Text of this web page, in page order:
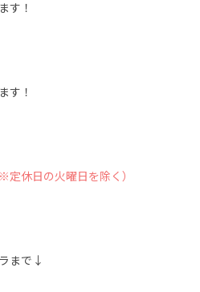
す！
す！
※定休日の火曜日を除く）
まで↓